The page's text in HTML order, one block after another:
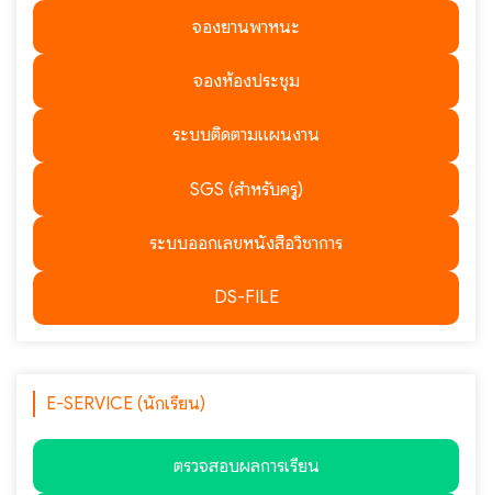
จองยานพาหนะ
จองห้องประชุม
ระบบติดตามแผนงาน
SGS (สำหรับครู)
ระบบออกเลขหนังสือวิชาการ
DS-FILE
E-SERVICE (นักเรียน)
ตรวจสอบผลการเรียน